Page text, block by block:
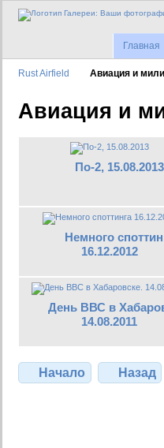
Главная
Rust Airfield Авиация и
Авиация и
По-2, 15.08.2013
Немного
16.12.2012
День ВВС в
14.08.2011
Начало Назад